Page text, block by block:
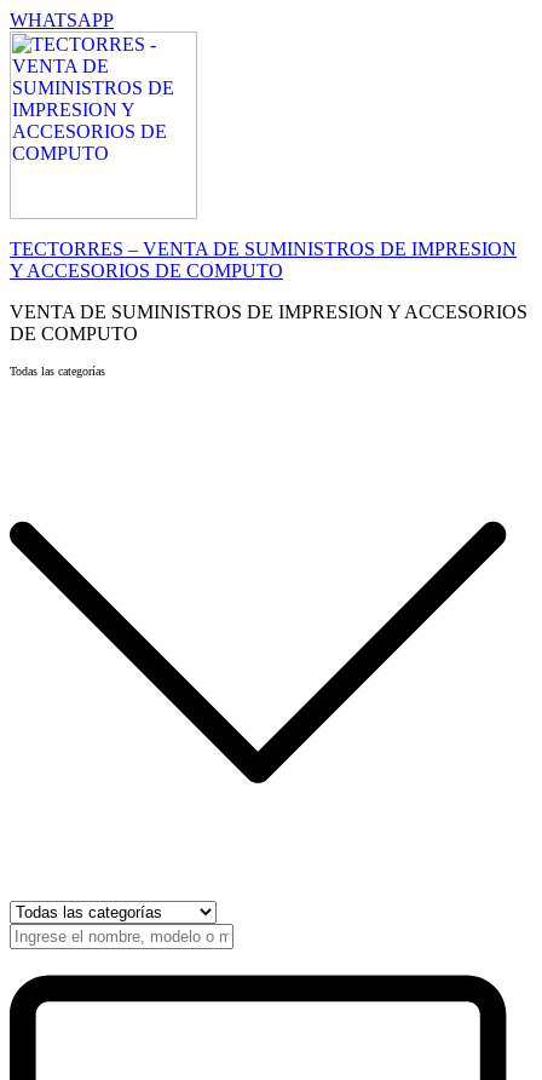
WHATSAPP
TECTORRES – VENTA DE SUMINISTROS DE IMPRESION
Y ACCESORIOS DE COMPUTO
VENTA DE SUMINISTROS DE IMPRESION Y ACCESORIOS
DE COMPUTO
Todas las categorías